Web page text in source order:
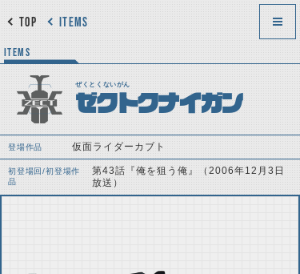
ITEMS
TOP
ITEMS
ぜくとくないがん
ゼクトクナイガン
登場作品 仮面ライダーカブト
初登場回/初登場作
品
第43話『俺を狙う俺』（2006年12月3日
放送）